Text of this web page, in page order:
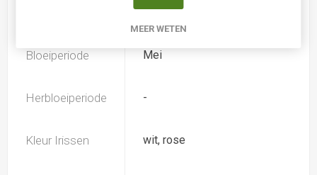
Ja
Bloeiperiode Mei
Herbloeiperiode -
Kleur Irissen wit, rose
MEER WETEN